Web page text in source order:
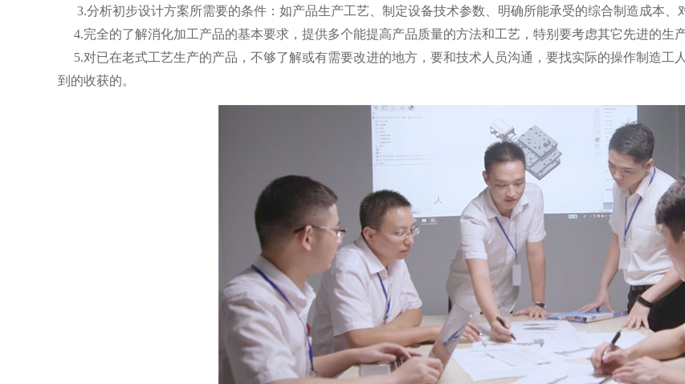
3.分析初步设计方案所需要的条件：如产品生产工艺、制定设备技术参数、明确所能承受的综合制造成本、
4.完全的了解消化加工产品的基本要求，提供多个能提高产品质量的方法和工艺，特别要考虑其它先进的生产
5.对已在老式工艺生产的产品，不够了解或有需要改进的地方，要和技术人员沟通，要找实际的操作制造工
到的收获的。